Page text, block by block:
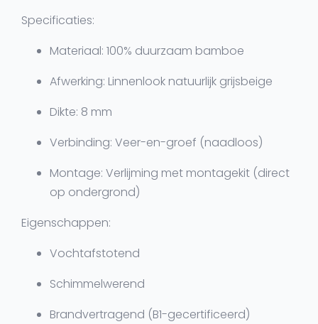
Specificaties:
Materiaal: 100% duurzaam bamboe
Afwerking: Linnenlook natuurlijk grijsbeige
Dikte: 8 mm
Verbinding: Veer-en-groef (naadloos)
Montage: Verlijming met montagekit (direct
op ondergrond)
Eigenschappen:
Vochtafstotend
Schimmelwerend
Brandvertragend (B1-gecertificeerd)